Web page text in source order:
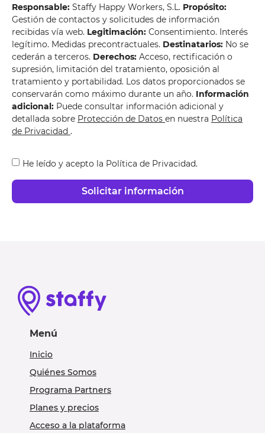
Responsable: Staffy Happy Workers, S.L. Propósito:
Gestión de contactos y solicitudes de información
recibidas vía web. Legitimación: Consentimiento. Interés
legítimo. Medidas precontractuales. Destinatarios: No se
cederán a terceros. Derechos: Acceso, rectificación o
supresión, limitación del tratamiento, oposición al
tratamiento y portabilidad. Los datos proporcionados se
conservarán como máximo durante un año. Información
adicional: Puede consultar información adicional y
detallada sobre Protección de Datos en nuestra Política
de Privacidad .
He leído y acepto la Política de Privacidad.
Solicitar información
Menú
Inicio
Quiénes Somos
Programa Partners
Planes y precios
Acceso a la plataforma